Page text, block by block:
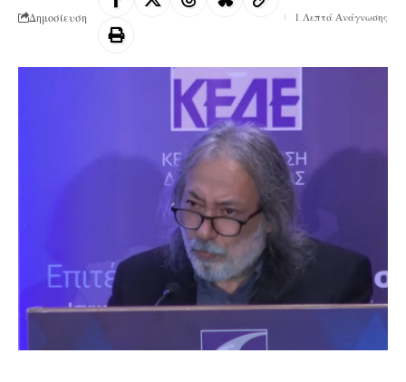
Δημοσίευση 1 Λεπτά Ανάγνωσης